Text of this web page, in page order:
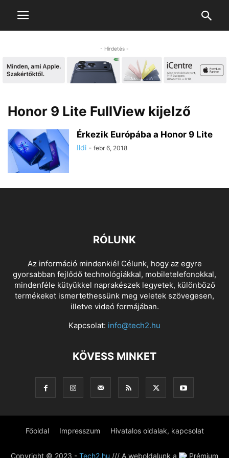
- Hirdetés -
Honor 9 Lite FullView kijelző
Érkezik Európába a Honor 9 Lite
Ildi - febr 6, 2018
RÓLUNK
Az információ mindenkié! Célunk, hogy az egyre
gyorsabban fejlődő technológiákkal, mobiletelefonokkal,
mindenféle kütyükkel naprakészek legyetek, különböző
termékeket ismertethessünk meg veletek szövegesen,
illetve videó formájában.
Kapcsolat: info@tech2.hu
KÖVESS MINKET
Főoldal Impresszum Hivatalos oldalak, kapcsolat
Copyright © 2023 - Tech2.hu /// A weboldalunk a Prémium